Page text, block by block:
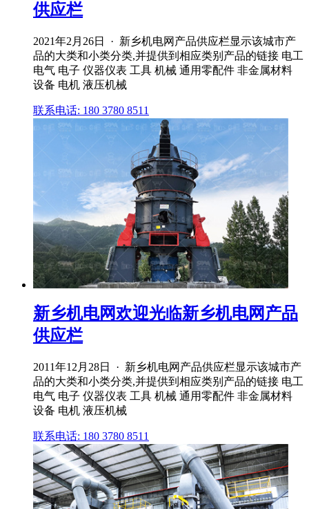
供应栏
2021年2月26日 · 新乡机电网产品供应栏显示该城市产
品的大类和小类分类,并提供到相应类别产品的链接 电工
电气 电子 仪器仪表 工具 机械 通用零配件 非金属材料
设备 电机 液压机械
联系电话: 180 3780 8511
新乡机电网欢迎光临新乡机电网产品
供应栏
2011年12月28日 · 新乡机电网产品供应栏显示该城市产
品的大类和小类分类,并提供到相应类别产品的链接 电工
电气 电子 仪器仪表 工具 机械 通用零配件 非金属材料
设备 电机 液压机械
联系电话: 180 3780 8511